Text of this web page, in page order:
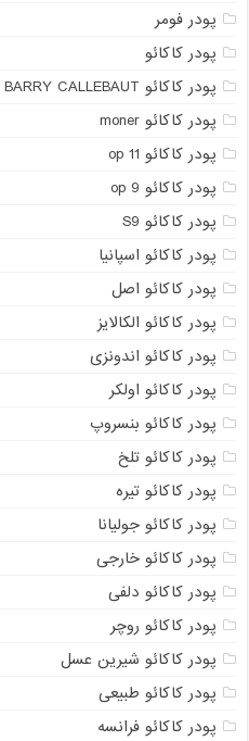
پودر فومر
پودر کاکائو
پودر کاکائو BARRY CALLEBAUT
پودر کاکائو moner
پودر کاکائو op 11
پودر کاکائو op 9
پودر کاکائو S9
پودر کاکائو اسپانیا
پودر کاکائو اصل
پودر کاکائو الکالایز
پودر کاکائو اندونزی
پودر کاکائو اولکر
پودر کاکائو بنسروپ
پودر کاکائو تلخ
پودر کاکائو تیره
پودر کاکائو جولیانا
پودر کاکائو خارجی
پودر کاکائو دلفی
پودر کاکائو روچر
پودر کاکائو شیرین عسل
پودر کاکائو طبیعی
پودر کاکائو فرانسه